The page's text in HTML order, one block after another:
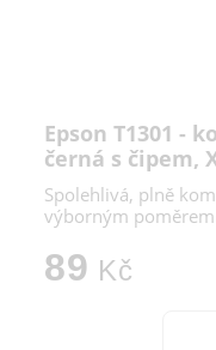
Epson T1301 -
černá s čipem,
Spolehlivá, plně
výborným
89 Kč